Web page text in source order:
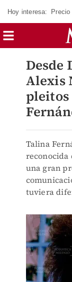
Hoy interesa: Precio
Desde
Alexis
Talina
una gran
tuviera